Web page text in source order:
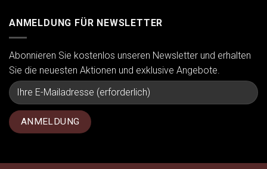
ANMELDUNG FÜR NEWSLETTER
Abonnieren Sie kostenlos unseren Newsletter und erhalten
Sie die neuesten Aktionen und exklusive Angebote.